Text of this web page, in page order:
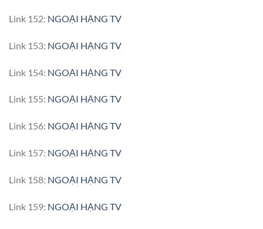
Link 152: NGOẠI HẠNG TV
Link 153: NGOẠI HẠNG TV
Link 154: NGOẠI HẠNG TV
Link 155: NGOẠI HẠNG TV
Link 156: NGOẠI HẠNG TV
Link 157: NGOẠI HẠNG TV
Link 158: NGOẠI HẠNG TV
Link 159: NGOẠI HẠNG TV